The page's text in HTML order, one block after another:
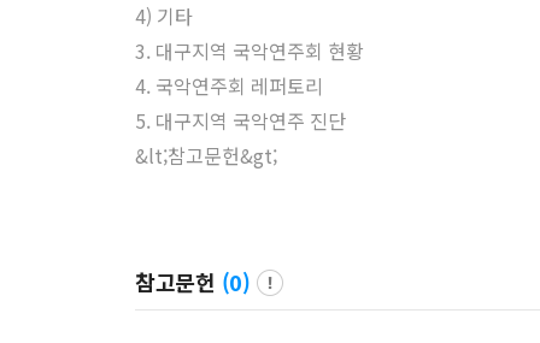
4) 기타
3. 대구지역 국악연주회 현황
4. 국악연주회 레퍼토리
5. 대구지역 국악연주 진단
&lt;참고문헌&gt;
참고문헌 (0)